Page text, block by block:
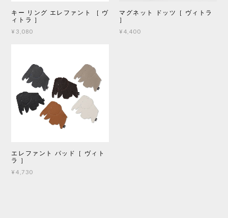
キー リング エレファント ［ ヴ
ィトラ ］
¥3,080
マグネット ドッツ［ ヴィトラ
］
¥4,400
エレファント パッド［ ヴィト
ラ ］
¥4,730